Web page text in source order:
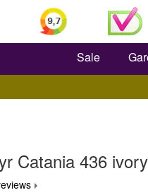
Zoeken
Sale
Catania 436 ivory